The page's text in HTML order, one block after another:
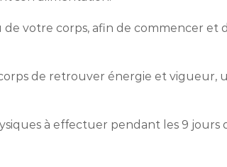
votre corps, afin de commencer et
de retrouver énergie et vigueur,
à effectuer pendant les 9 jours